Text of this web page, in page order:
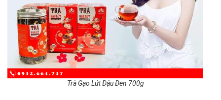
Trà Gạo Lứt Đậu Đen 700g